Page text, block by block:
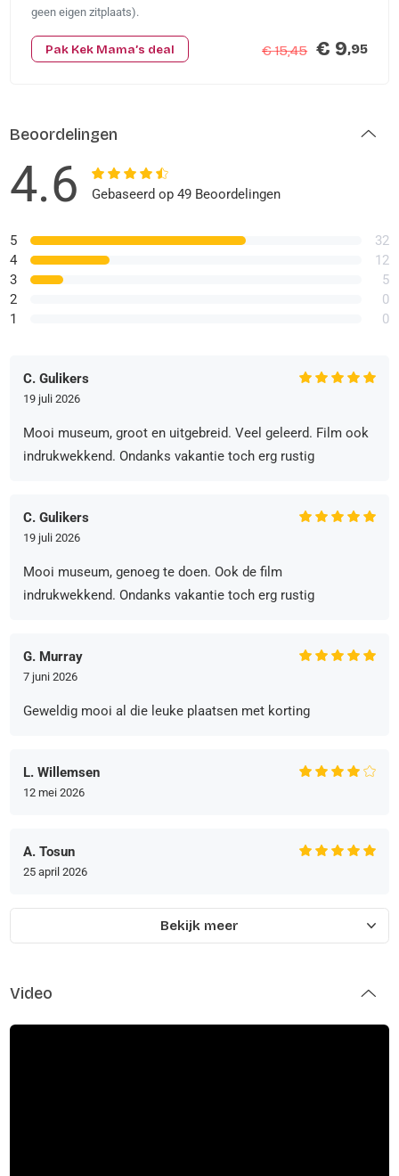
geen eigen zitplaats).
€ 15,45 € 9,95
Pak Kek Mama’s deal
Beoordelingen
4.6 Gebaseerd op 49 Beoordelingen
5
4
3
2
1
32
12
5
0
0
C. Gulikers
19 juli 2026
Mooi museum, groot en uitgebreid. Veel geleerd. Film ook
indrukwekkend. Ondanks vakantie toch erg rustig
C. Gulikers
19 juli 2026
Mooi museum, genoeg te doen. Ook de film
indrukwekkend. Ondanks vakantie toch erg rustig
G. Murray
7 juni 2026
Geweldig mooi al die leuke plaatsen met korting
L. Willemsen
12 mei 2026
A. Tosun
25 april 2026
Bekijk meer
Video